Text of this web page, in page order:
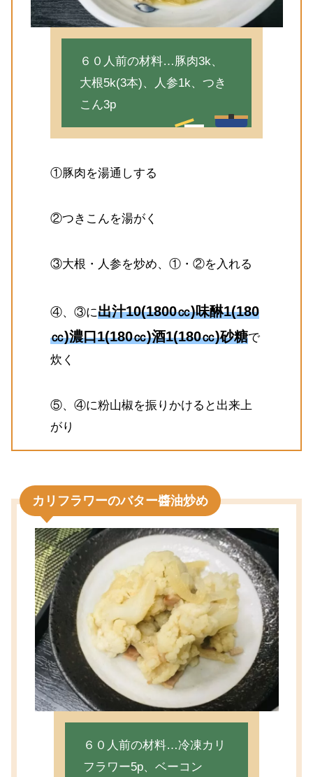
６０人前の材料…豚肉3k、
大根5k(3本)、人参1k、つき
こん3p
①豚肉を湯通しする
②つきこんを湯がく
③大根・人参を炒め、①・②を入れる
④、③に出汁10(1800㏄)味醂1(180
㏄)濃口1(180㏄)酒1(180㏄)砂糖で
炊く
⑤、④に粉山椒を振りかけると出来上
がり
カリフラワーのバター醬油炒め
６０人前の材料…冷凍カリ
フラワー5p、ベーコン